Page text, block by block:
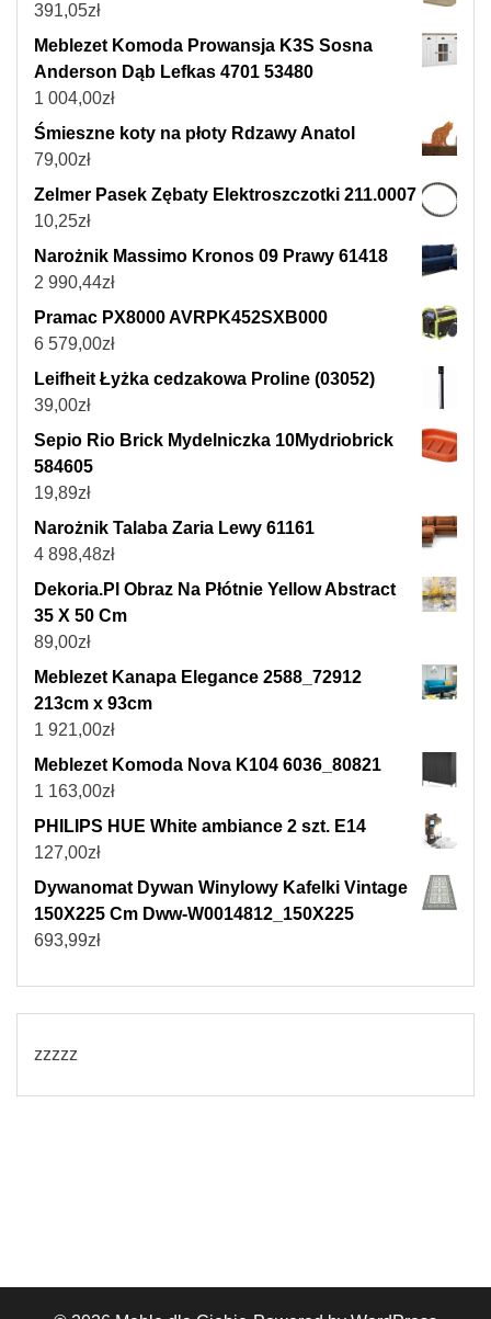
391,05zł
Meblezet Komoda Prowansja K3S Sosna
Anderson Dąb Lefkas 4701 53480
1 004,00zł
Śmieszne koty na płoty Rdzawy Anatol
79,00zł
Zelmer Pasek Zębaty Elektroszczotki 211.0007
10,25zł
Narożnik Massimo Kronos 09 Prawy 61418
2 990,44zł
Pramac PX8000 AVRPK452SXB000
6 579,00zł
Leifheit Łyżka cedzakowa Proline (03052)
39,00zł
Sepio Rio Brick Mydelniczka 10Mydriobrick
584605
19,89zł
Narożnik Talaba Zaria Lewy 61161
4 898,48zł
Dekoria.Pl Obraz Na Płótnie Yellow Abstract
35 X 50 Cm
89,00zł
Meblezet Kanapa Elegance 2588_72912
213cm x 93cm
1 921,00zł
Meblezet Komoda Nova K104 6036_80821
1 163,00zł
PHILIPS HUE White ambiance 2 szt. E14
127,00zł
Dywanomat Dywan Winylowy Kafelki Vintage
150X225 Cm Dww-W0014812_150X225
693,99zł
zzzzz